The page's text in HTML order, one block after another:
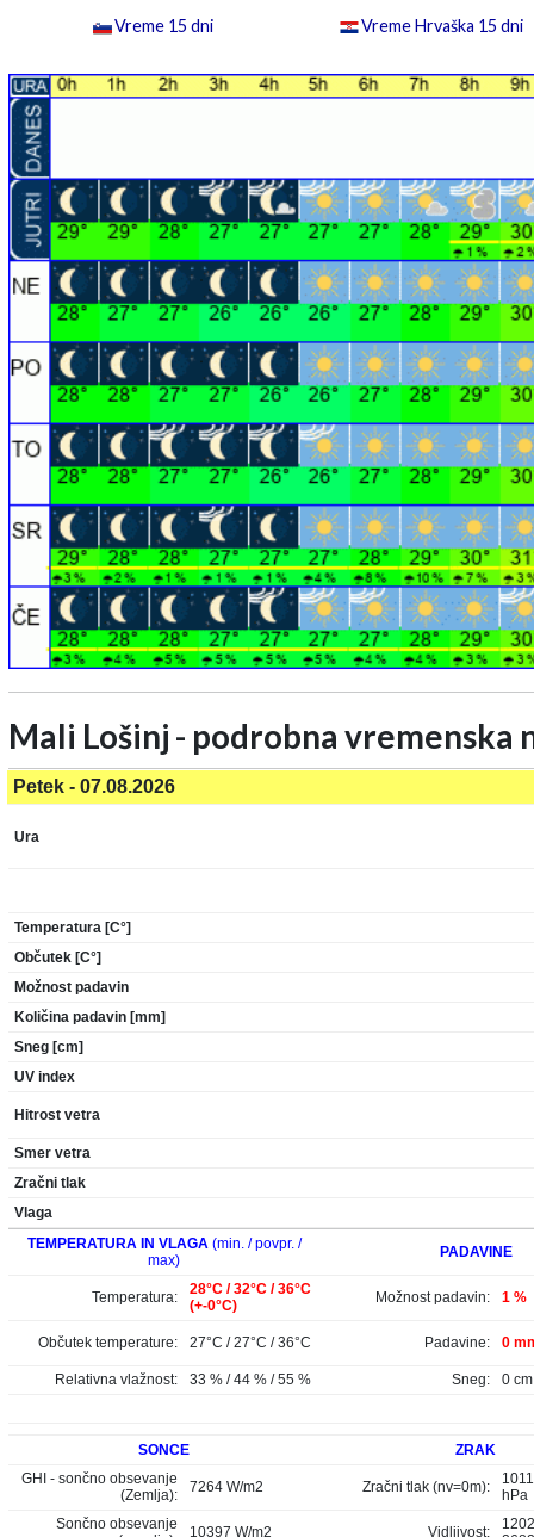
Vreme 15 dni Vreme Hrvaška 15 dni
Mali Lošinj - podrobna vremenska
Petek - 07.08.2026
Ura
Temperatura [C°]
Občutek [C°]
Možnost padavin
Količina padavin [mm]
Sneg [cm]
UV index
Hitrost vetra
Smer vetra
Zračni tlak
Vlaga
TEMPERATURA IN VLAGA (min. / povpr. /
max)
PADAVINE
Temperatura:
28°C / 32°C / 36°C
(+-0°C)
Možnost padavin: 1 %
Občutek temperature: 27°C / 27°C / 36°C Padavine: 0
Relativna vlažnost: 33 % / 44 % / 55 % Sneg: 0 cm
SONCE
ZRAK
GHI - sončno obsevanje
(Zemlja):
7264 W/m2 Zračni tlak (nv=0m):
hPa
Sončno obsevanje
10397 W/m2 Vidljivost: